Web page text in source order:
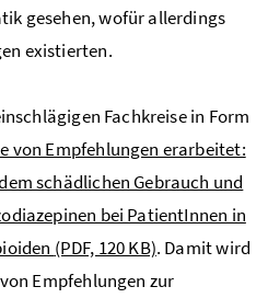
gesehen, wofür allerdings
existierten.
Fachkreise in Form
von Empfehlungen erarbeitet:
schädlichen Gebrauch und
bei PatientInnen in
(PDF, 120 KB). Damit wird
Empfehlungen zur